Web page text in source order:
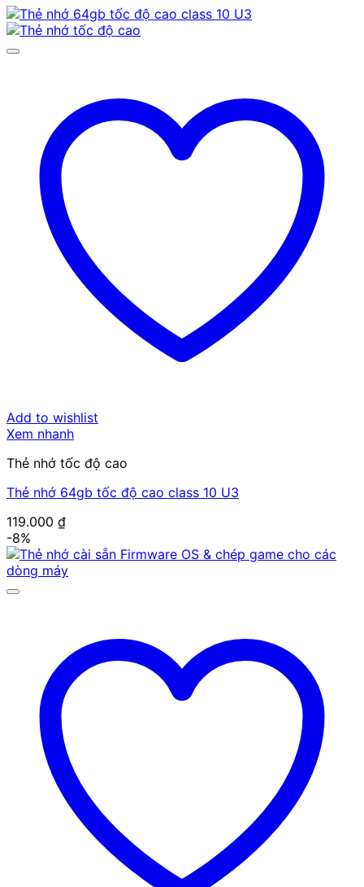
Add to wishlist
Xem nhanh
Thẻ nhớ tốc độ cao
Thẻ nhớ 64gb tốc độ cao class 10 U3
119.000 ₫
-8%